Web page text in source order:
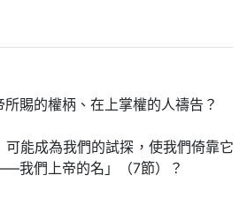
賜的權柄、在上掌權的人禱告？
可能成為我們的試探，使我們倚靠它
我們上帝的名」（7節）？